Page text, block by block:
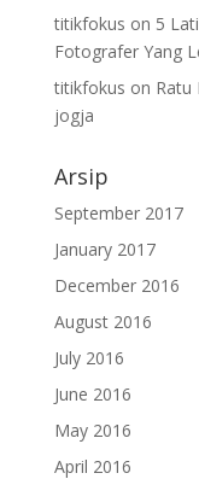
titikfokus on 5
Fotografer Yang
titikfokus on Ratu
jogja
Arsip
September 2017
January 2017
December 2016
August 2016
July 2016
June 2016
May 2016
April 2016